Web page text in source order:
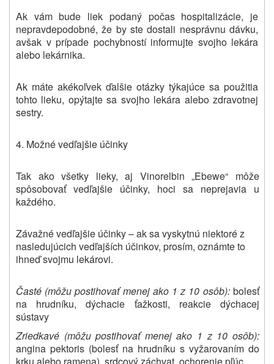
Ak vám bude liek podaný počas hospitalizácie, je
nepravdepodobné, že by ste dostali nesprávnu dávku,
avšak v prípade pochybností informujte svojho lekára
alebo lekárnika.
Ak máte akékoľvek ďalšie otázky týkajúce sa použitia
tohto lieku, opýtajte sa svojho lekára alebo zdravotnej
sestry.
4. Možné vedľajšie účinky
Tak ako všetky lieky, aj Vinorelbin „Ebewe“ môže
spôsobovať vedľajšie účinky, hoci sa neprejavia u
každého.
Závažné vedľajšie účinky – ak sa vyskytnú niektoré z
nasledujúcich vedľajších účinkov, prosím, oznámte to
ihneď svojmu lekárovi.
Časté (môžu postihovať menej ako 1 z 10 osôb):bolesť
na hrudníku, dýchacie ťažkosti, reakcie dýchacej
sústavy
Zriedkavé (môžu postihovať menej ako 1 z 10 osôb):
angina pektoris (bolesť na hrudníku s vyžarovaním do